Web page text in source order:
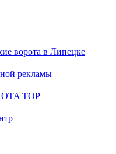
ворота в Липецке
рекламы
TOP